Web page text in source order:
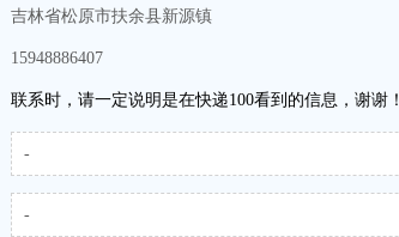
吉林省松原市扶余县新源镇
15948886407
联系时，请一定说明是在快递100看到的信息，谢谢！
-
-